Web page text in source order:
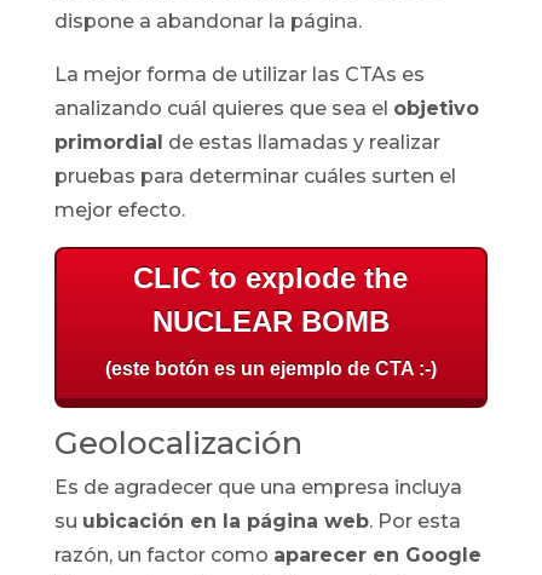
dispone a abandonar la página.
La mejor forma de utilizar las CTAs es
analizando cuál quieres que sea el objetivo
primordial de estas llamadas y realizar
pruebas para determinar cuáles surten el
mejor efecto.
CLIC to explode the
NUCLEAR BOMB
(este botón es un ejemplo de CTA :-)
Geolocalización
Es de agradecer que una empresa incluya
su ubicación en la página web. Por esta
razón, un factor como aparecer en Google